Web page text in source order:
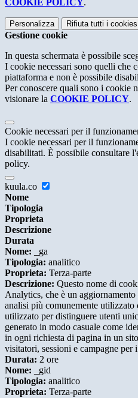
Personalizza Rifiuta tutti i cookies
Gestione cookie
In questa schermata è possibile
I cookie necessari sono quelli che
piattaforma e non è possibile
Per conoscere quali sono i cookie
visionare la COOKIE POLICY.
Cookie necessari per il
I cookie necessari per il
disabilitati. È possibile consultare
policy.
kuula.co
Nome
Tipologia
Proprieta
Descrizione
Durata
Nome: _ga
Tipologia: analitico
Proprieta: Terza-parte
Descrizione: Questo nome di
Analytics, che è un
analisi più comunemente
utilizzato per distinguere utenti
generato in modo casuale come
in ogni richiesta di pagina in un
visitatori, sessioni e campagne
Durata: 2 ore
Nome: _gid
Tipologia: analitico
Proprieta: Terza-parte